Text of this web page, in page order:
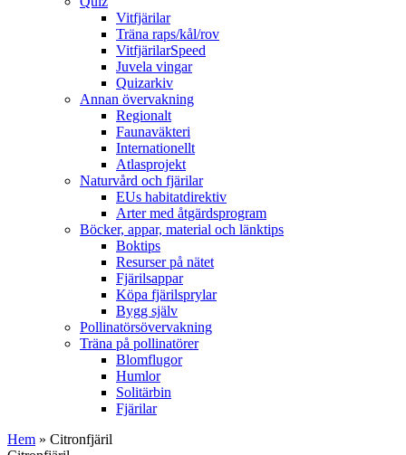
Vitfjärilar
Träna raps/kål/rov
VitfjärilarSpeed
Juvela vingar
Quizarkiv
Annan övervakning
Regionalt
Faunaväkteri
Internationellt
Atlasprojekt
Naturvård och fjärilar
EUs habitatdirektiv
Arter med åtgärdsprogram
Böcker, appar, material och länktips
Boktips
Resurser på nätet
Fjärilsappar
Köpa fjärilsprylar
Bygg själv
Pollinatörsövervakning
Träna på pollinatörer
Blomflugor
Humlor
Solitärbin
Fjärilar
Hem » Citronfjäril